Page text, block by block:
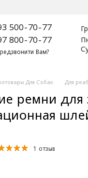
500-70-77
800-70-77
Вам?
Для Собак Для
ремни для
1 отзыв